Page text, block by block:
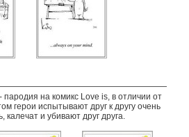
пародия на комикс Love is, в отличии от
герои испытывают друг к другу очень
калечат и убивают друг друга.